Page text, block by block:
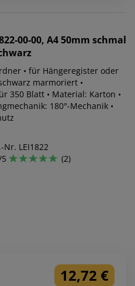
00-00, A4 50mm schmal
• für Hängeregister oder
marmoriert •
350 Blatt • Material: Karton •
180°-Mechanik •
Nr. LEI1822
(2)
12,72 €